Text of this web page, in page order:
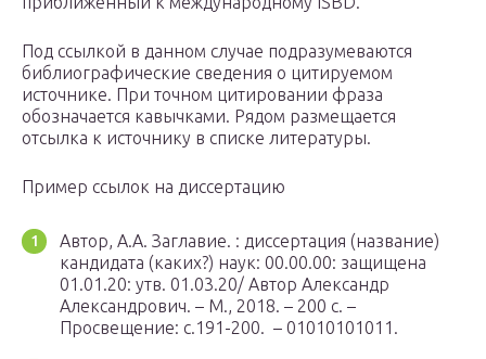
Под ссылкой в данном случае подразумеваются
библиографические сведения о цитируемом
источнике. При точном цитировании фраза
обозначается кавычками. Рядом размещается
отсылка к источнику в списке литературы.
Пример ссылок на диссертацию
Автор, А.А. Заглавие. : диссертация (название)
кандидата (каких?) наук: 00.00.00: защищена
01.01.20: утв. 01.03.20/ Автор Александр
Александрович. – М., 2018. – 200 с. –
Просвещение: с.191-200. – 01010101011.